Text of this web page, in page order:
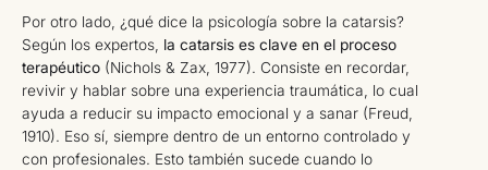
Por otro lado, ¿qué dice la psicología sobre la catarsis?
Según los expertos, la catarsis es clave en el proceso
terapéutico (Nichols & Zax, 1977). Consiste en recordar,
revivir y hablar sobre una experiencia traumática, lo cual
ayuda a reducir su impacto emocional y a sanar (Freud,
1910). Eso sí, siempre dentro de un entorno controlado y
con profesionales. Esto también sucede cuando lo